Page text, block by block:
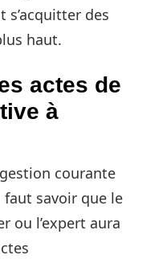
des
haut.
actes de
à
courante
savoir que le
ou l’expert aura